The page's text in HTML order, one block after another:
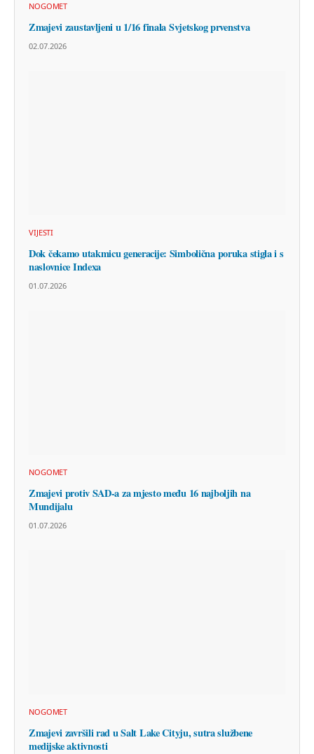
NOGOMET
Zmajevi zaustavljeni u 1/16 finala Svjetskog prvenstva
02.07.2026
VIJESTI
Dok čekamo utakmicu generacije: Simbolična poruka stigla i s
naslovnice Indexa
01.07.2026
NOGOMET
Zmajevi protiv SAD-a za mjesto među 16 najboljih na
Mundijalu
01.07.2026
NOGOMET
Zmajevi završili rad u Salt Lake Cityju, sutra službene
medijske aktivnosti